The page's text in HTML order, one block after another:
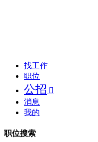
找工作
职位
公招 
消息
我的
职位搜索